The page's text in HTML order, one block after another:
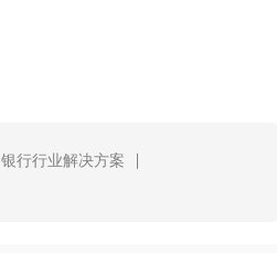
银行行业解决方案